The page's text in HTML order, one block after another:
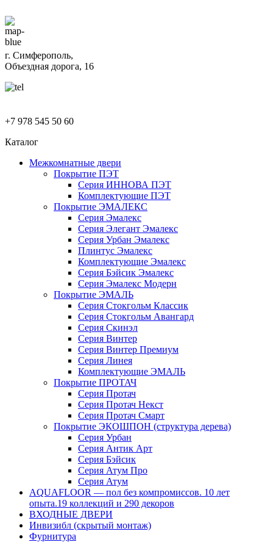
г. Симферополь,
Объездная дорога, 16
+7 978 545 50 60
Каталог
Межкомнатные двери
Покрытие ПЭТ
Серия ИННОВА ПЭТ
Комплектующие ПЭТ
Покрытие ЭМАЛЕКС
Серия Эмалекс
Серия Элегант Эмалекс
Серия Урбан Эмалекс
Плинтус Эмалекс
Комплектующие Эмалекс
Серия Бэйсик Эмалекс
Серия Эмалекс Модерн
Покрытие ЭМАЛЬ
Серия Стокгольм Классик
Серия Стокгольм Авангард
Серия Скинэл
Серия Винтер
Серия Винтер Премиум
Серия Линея
Комплектующие ЭМАЛЬ
Покрытие ПРОТАЧ
Серия Протач
Серия Протач Некст
Серия Протач Смарт
Покрытие ЭКОШПОН (структура дерева)
Серия Урбан
Серия Антик Арт
Серия Бэйсик
Серия Атум Про
Серия Атум
AQUAFLOOR — пол без компромиссов. 10 лет
опыта.19 коллекций и 290 декоров
ВХОДНЫЕ ДВЕРИ
Инвизибл (скрытый монтаж)
Фурнитура